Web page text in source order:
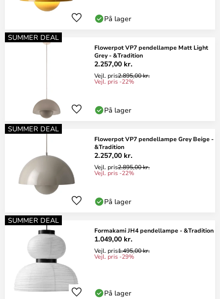
På lager
SUMMER DEAL
Flowerpot VP7 pendellampe Matt Light
Grey - &Tradition
2.257,00 kr.
Vejl. pris2.895,00 kr.
Vejl. pris -22%
På lager
SUMMER DEAL
Flowerpot VP7 pendellampe Grey Beige -
&Tradition
2.257,00 kr.
Vejl. pris2.895,00 kr.
Vejl. pris -22%
På lager
SUMMER DEAL
Formakami JH4 pendellampe - &Tradition
1.049,00 kr.
Vejl. pris1.495,00 kr.
Vejl. pris -29%
På lager